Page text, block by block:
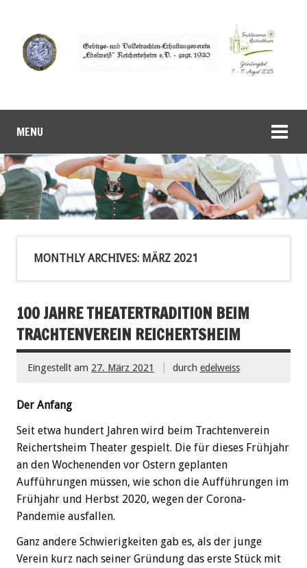
MENU
MONTHLY ARCHIVES: MÄRZ 2021
100 JAHRE THEATERTRADITION BEIM
TRACHTENVEREIN REICHERTSHEIM
Eingestellt am 27. März 2021 durch edelweiss
Der Anfang
Seit etwa hundert Jahren wird beim Trachtenverein
Reichertsheim Theater gespielt. Die für dieses Frühjahr
an den Wochenenden vor Ostern geplanten
Aufführungen müssen, wie schon die Aufführungen im
Frühjahr und Herbst 2020, wegen der Corona-
Pandemie ausfallen.
Ganz andere Schwierigkeiten gab es, als der junge
Verein kurz nach seiner Gründung das erste Stück mit